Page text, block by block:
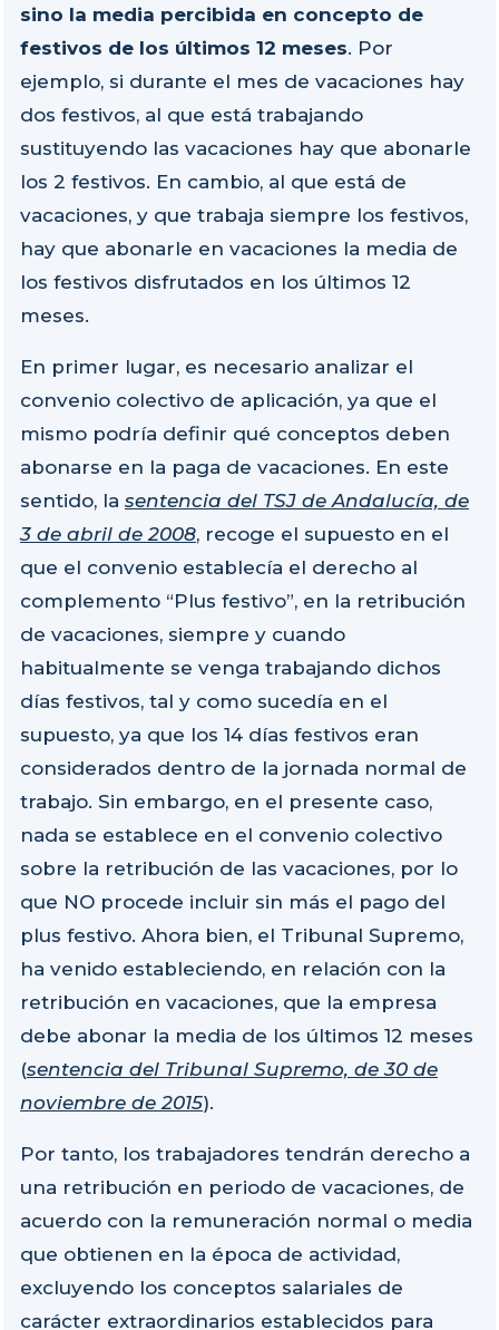
sino la media percibida en concepto de
festivos de los últimos 12 meses. Por
ejemplo, si durante el mes de vacaciones hay
dos festivos, al que está trabajando
sustituyendo las vacaciones hay que abonarle
los 2 festivos. En cambio, al que está de
vacaciones, y que trabaja siempre los festivos,
hay que abonarle en vacaciones la media de
los festivos disfrutados en los últimos 12
meses.
En primer lugar, es necesario analizar el
convenio colectivo de aplicación, ya que el
mismo podría definir qué conceptos deben
abonarse en la paga de vacaciones. En este
sentido, la sentencia del TSJ de Andalucía, de
3 de abril de 2008, recoge el supuesto en el
que el convenio establecía el derecho al
complemento “Plus festivo”, en la retribución
de vacaciones, siempre y cuando
habitualmente se venga trabajando dichos
días festivos, tal y como sucedía en el
supuesto, ya que los 14 días festivos eran
considerados dentro de la jornada normal de
trabajo. Sin embargo, en el presente caso,
nada se establece en el convenio colectivo
sobre la retribución de las vacaciones, por lo
que NO procede incluir sin más el pago del
plus festivo. Ahora bien, el Tribunal Supremo,
ha venido estableciendo, en relación con la
retribución en vacaciones, que la empresa
debe abonar la media de los últimos 12 meses
(sentencia del Tribunal Supremo, de 30 de
noviembre de 2015).
Por tanto, los trabajadores tendrán derecho a
una retribución en periodo de vacaciones, de
acuerdo con la remuneración normal o media
que obtienen en la época de actividad,
excluyendo los conceptos salariales de
carácter extraordinarios establecidos para